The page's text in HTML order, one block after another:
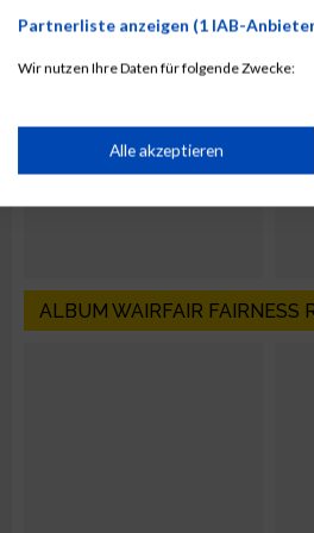
ALBUM WAIRFAIR
Partnerliste anzeigen (1 IAB-
Wir nutzen Ihre Daten für folgende Zwecke:
Speichern von oder Zugriff auf
Erstellung von Profilen für
Alle akzeptieren